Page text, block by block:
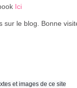
Ici
sur le blog. Bonne
et images de ce site